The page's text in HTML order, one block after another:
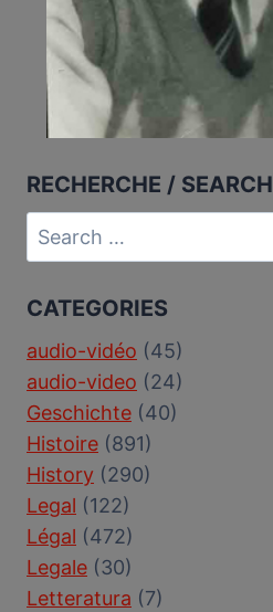
RECHERCHE / SEARCH
Search
for:
CATEGORIES
audio-vidéo (45)
audio-video (24)
Geschichte (40)
Histoire (891)
History (290)
Legal (122)
Légal (472)
Legale (30)
Letteratura (7)